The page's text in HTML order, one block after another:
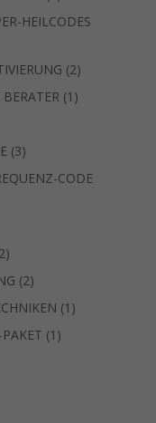
Produkte
HEILCODES
22
Produkte
1 1
33
ProdukteCODE
22
Produkte
22
Produkte
1 1
1 1